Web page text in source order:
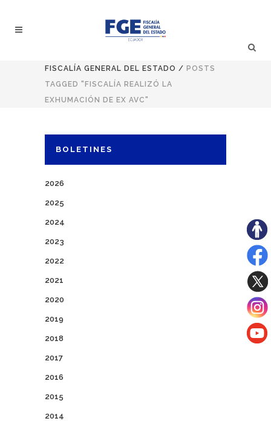
FISCALÍA GENERAL DEL ESTADO / POSTS
TAGGED "FISCALÍA REALIZÓ LA
EXHUMACIÓN DE EX AVC"
BOLETINES
2026
2025
2024
2023
2022
2021
2020
2019
2018
2017
2016
2015
2014